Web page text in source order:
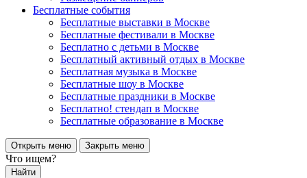
Бесплатные события
Бесплатные выставки в Москве
Бесплатные фестивали в Москве
Бесплатно с детьми в Москве
Бесплатный активный отдых в Москве
Бесплатная музыка в Москве
Бесплатные шоу в Москве
Бесплатные праздники в Москве
Бесплатно! стендап в Москве
Бесплатные образование в Москве
Открыть меню Закрыть меню
Что ищем?
Найти